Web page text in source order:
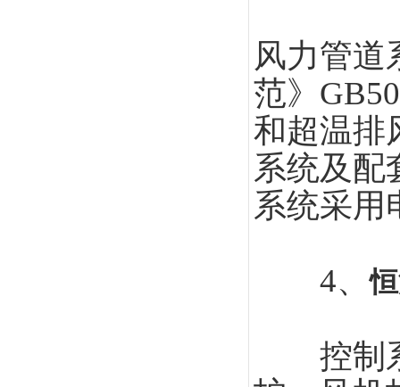
风力管道
范》
和超温排
系统及配
系统采用
4、
控制系